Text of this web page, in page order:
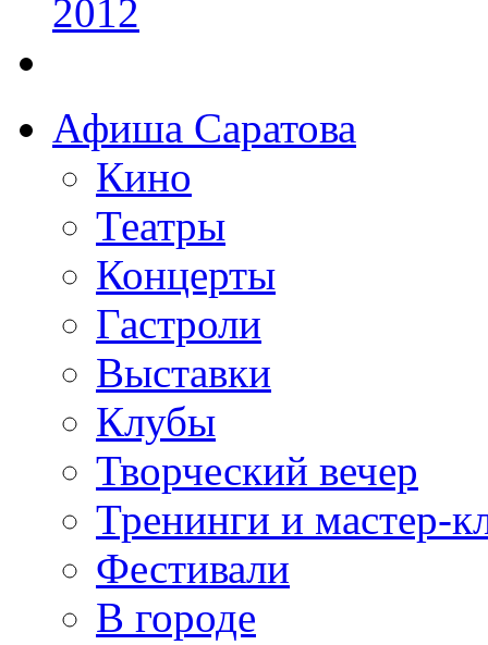
Афиша Саратова
Кино
Театры
Концерты
Гастроли
Выставки
Клубы
Творческий вечер
Тренинги и мастер-
Фестивали
В городе